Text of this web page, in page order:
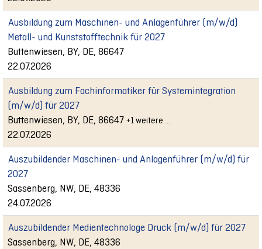
Ausbildung zum Maschinen- und Anlagenführer (m/w/d)
Metall- und Kunststofftechnik für 2027
Buttenwiesen, BY, DE, 86647
22.07.2026
Ausbildung zum Fachinformatiker für Systemintegration
(m/w/d) für 2027
Buttenwiesen, BY, DE, 86647 +1 weitere …
22.07.2026
Auszubildender Maschinen- und Anlagenführer (m/w/d) für
2027
Sassenberg, NW, DE, 48336
24.07.2026
Auszubildender Medientechnologe Druck (m/w/d) für 2027
Sassenberg, NW, DE, 48336